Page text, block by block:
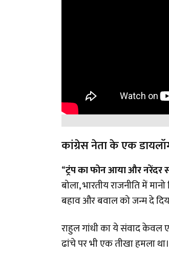
कांग्रेस नेता के एक
“ट्रंप का फोन आया और नरेंदर
बोला, भारतीय राजनीति में
बहाव और बवाल को जन्म दे
राहुल गांधी का ये संवाद केवल
ढांचे पर भी एक तीखा हमला था।